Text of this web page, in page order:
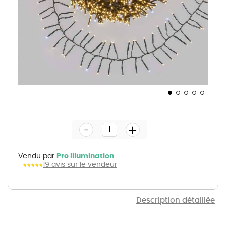
Description détaillée
gallery
Vendu par Pro Illumination
19 avis sur le vendeur
- +